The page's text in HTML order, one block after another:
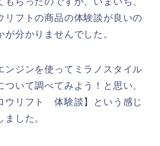
リフトの商品の体験談が良いの
分かりませんでした。
ンジンを使ってミラノスタイル
いて調べてみよう！と思い、
ウリフト 体験談】という感じ
した。